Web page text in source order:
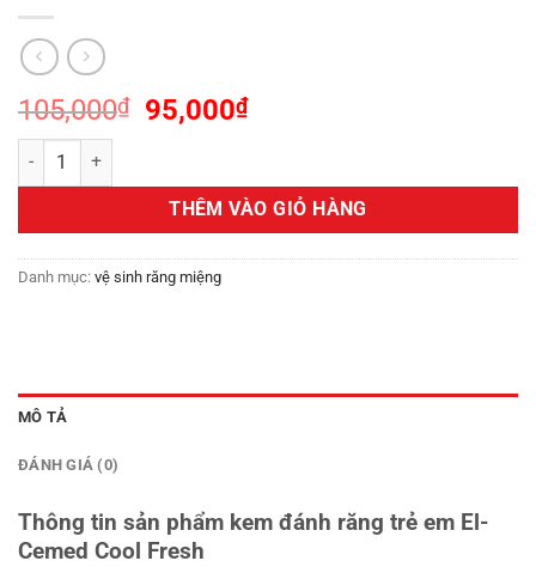
105,000₫
Giá
105,000₫.
95,000₫Giá
là:
95,000₫.
KEM ĐÁNH RĂNG TRẺ EM EL-CEMED COOL FRESH số lượng
THÊM VÀO GIỎ HÀNG
Danh mục: vệ sinh răng miệng
MÔ TẢ
ĐÁNH GIÁ (0)
Thông tin sản phẩm kem đánh răng trẻ em El-
Cemed Cool Fresh